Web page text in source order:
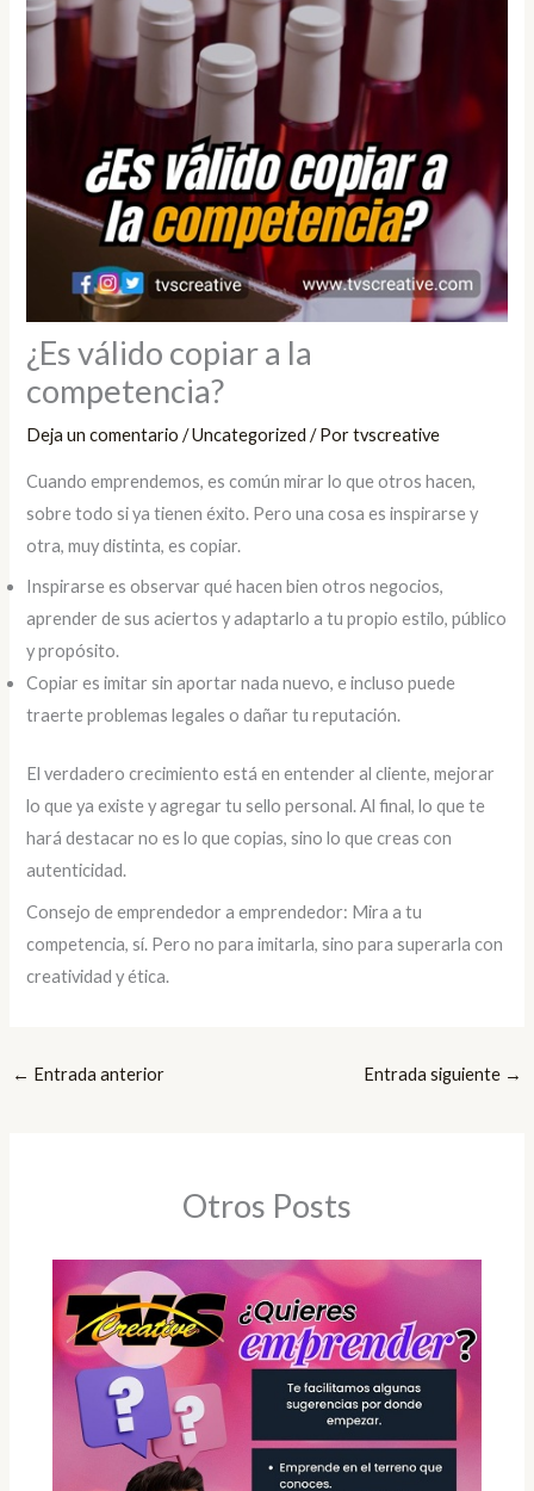
¿Es válido copiar a la
competencia?
Deja un comentario /Uncategorized / Portvscreative
Cuando emprendemos, es común mirar lo que otros hacen,
sobre todo si ya tienen éxito. Pero una cosa es inspirarse y
otra, muy distinta, es copiar.
Inspirarse es observar qué hacen bien otros negocios,
aprender de sus aciertos y adaptarlo a tu propio estilo, público
y propósito.
Copiar es imitar sin aportar nada nuevo, e incluso puede
traerte problemas legales o dañar tu reputación.
El verdadero crecimiento está en entender al cliente, mejorar
lo que ya existe y agregar tu sello personal. Al final, lo que te
hará destacar no es lo que copias, sino lo que creas con
autenticidad.
Consejo de emprendedor a emprendedor: Mira a tu
competencia, sí. Pero no para imitarla, sino para superarla con
creatividad y ética.
← Entrada anterior Entrada siguiente →
Otros Posts